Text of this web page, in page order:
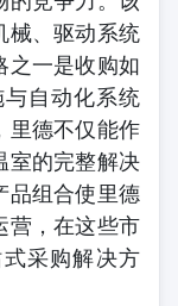
械、驱动系统
之一是收购如
自动化系统
里德不仅能作
室的完整解决
品组合使里德
营，在这些市
采购解决方